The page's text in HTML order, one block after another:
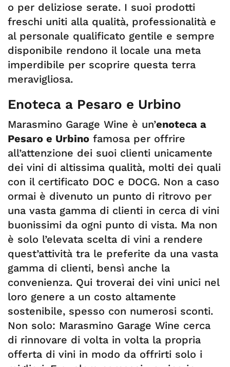
o per deliziose serate. I suoi prodotti
freschi uniti alla qualità, professionalità e
al personale qualificato gentile e sempre
disponibile rendono il locale una meta
imperdibile per scoprire questa terra
meravigliosa.
Enoteca a Pesaro e Urbino
Marasmino Garage Wine è un’enoteca a
Pesaro e Urbino famosa per offrire
all’attenzione dei suoi clienti unicamente
dei vini di altissima qualità, molti dei quali
con il certificato DOC e DOCG. Non a caso
ormai è divenuto un punto di ritrovo per
una vasta gamma di clienti in cerca di vini
buonissimi da ogni punto di vista. Ma non
è solo l’elevata scelta di vini a rendere
quest’attività tra le preferite da una vasta
gamma di clienti, bensì anche la
convenienza. Qui troverai dei vini unici nel
loro genere a un costo altamente
sostenibile, spesso con numerosi sconti.
Non solo: Marasmino Garage Wine cerca
di rinnovare di volta in volta la propria
offerta di vini in modo da offrirti solo i